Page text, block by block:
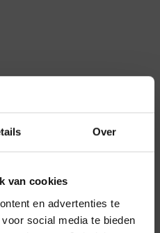
Over
van cookies
en advertenties te
social media te bieden
kern aanpasbaar